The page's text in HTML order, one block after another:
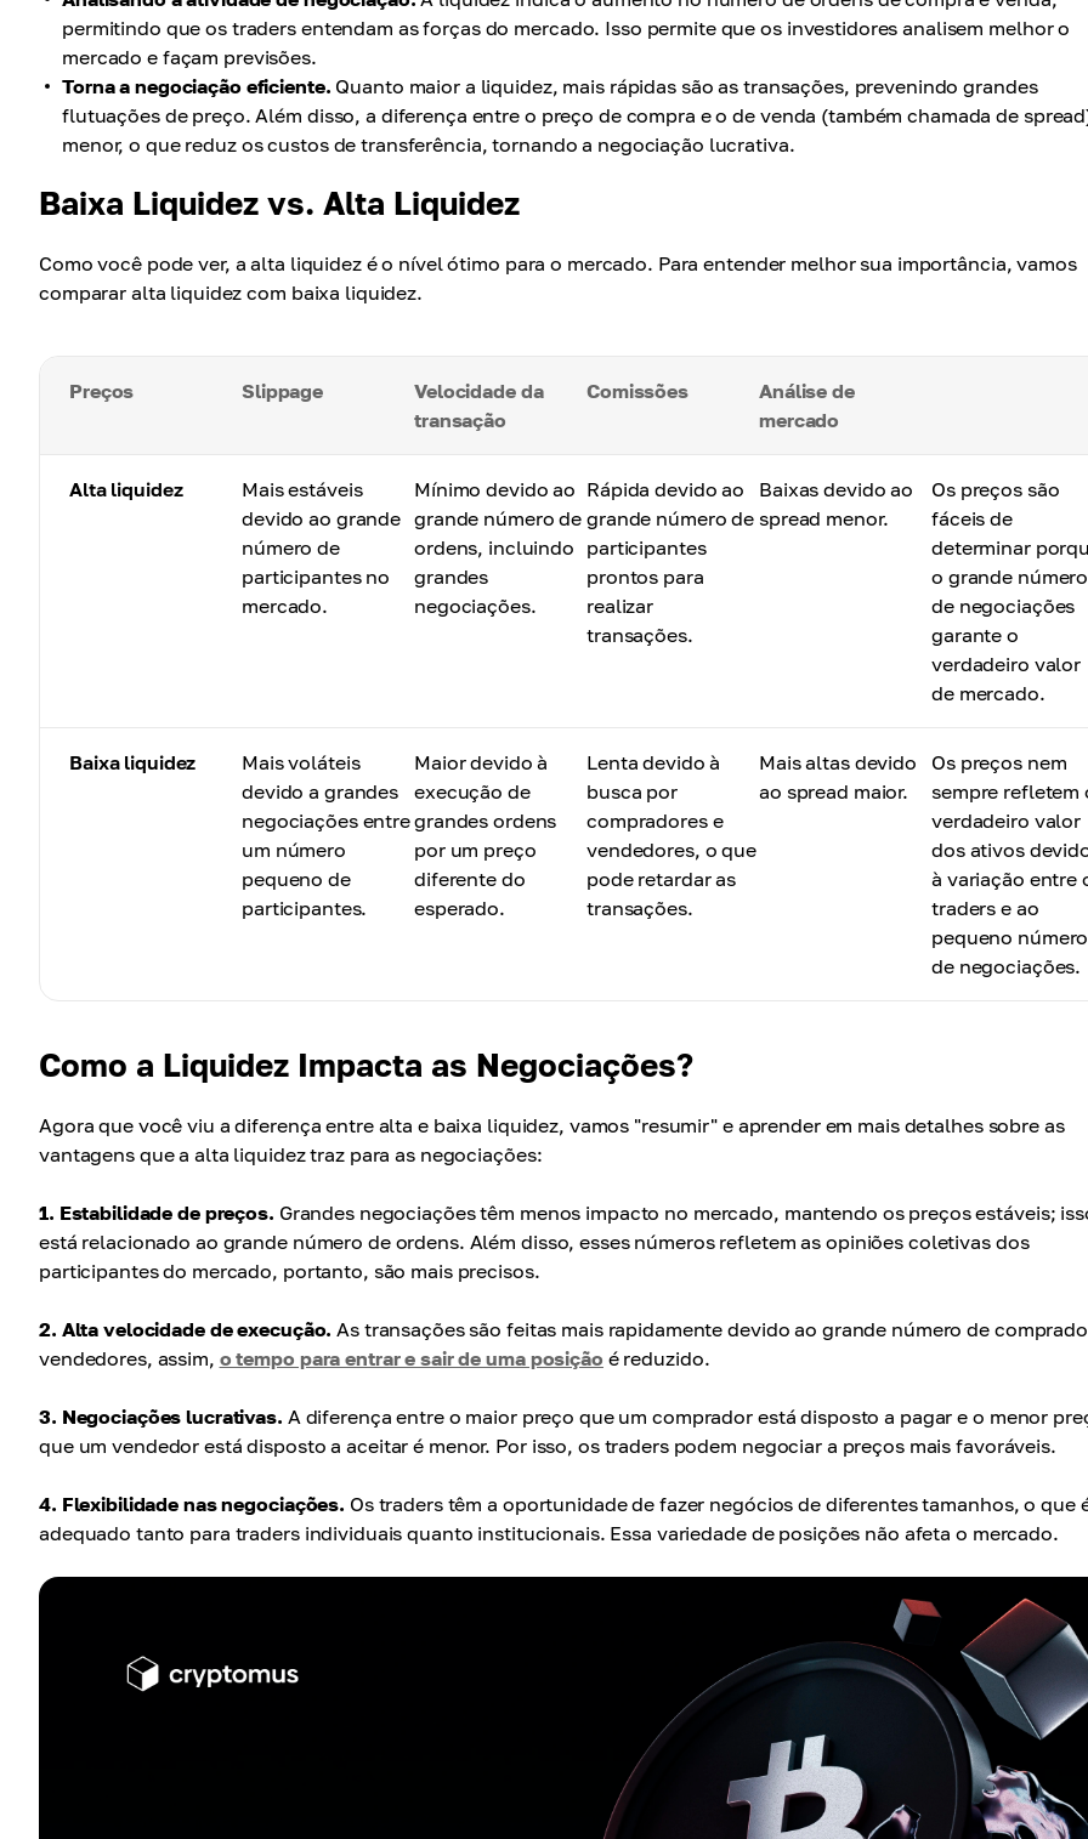
permitindo que os traders entendam as forças do mercado. Isso permite que os investidores analisem melhor o
mercado e façam previsões.
Torna a negociação eficiente. Quanto maior a liquidez, mais rápidas são as transações, prevenindo grandes
flutuações de preço. Além disso, a diferença entre o preço de compra e o de venda (também chamada de
menor, o que reduz os custos de transferência, tornando a negociação lucrativa.
Baixa Liquidez vs. Alta Liquidez
Como você pode ver, a alta liquidez é o nível ótimo para o mercado. Para entender melhor sua importância, vamos
comparar alta liquidez com baixa liquidez.
Preços Slippage
Velocidade da
transação
Comissões
Análise de
mercado
Alta liquidez
Mais estáveis
devido ao grande
número de
participantes no
mercado.
Mínimo devido ao
grande número de
ordens, incluindo
grandes
negociações.
Rápida devido ao
grande número de
participantes
prontos para
realizar
transações.
Baixas devido ao
spread menor.
Os preços são
fáceis de
determinar
o grande número
de negociações
garante o
verdadeiro valor
de mercado.
Baixa liquidez
Mais voláteis
devido a grandes
negociações entre
um número
pequeno de
participantes.
Maior devido à
execução de
grandes ordens
por um preço
diferente do
esperado.
Lenta devido à
busca por
compradores e
vendedores, o que
pode retardar as
transações.
Mais altas devido
ao spread maior.
Os preços nem
sempre refletem
verdadeiro valor
dos ativos
à variação entre
traders e ao
pequeno número
de negociações.
Como a Liquidez Impacta as Negociações?
Agora que você viu a diferença entre alta e baixa liquidez, vamos "resumir" e aprender em mais detalhes sobre as
vantagens que a alta liquidez traz para as negociações:
1. Estabilidade de preços. Grandes negociações têm menos impacto no mercado, mantendo os preços estáveis;
está relacionado ao grande número de ordens. Além disso, esses números refletem as opiniões coletivas dos
participantes do mercado, portanto, são mais precisos.
2. Alta velocidade de execução. As transações são feitas mais rapidamente devido ao grande número de
vendedores, assim, o tempo para entrar e sair de uma posição é reduzido.
3. Negociações lucrativas. A diferença entre o maior preço que um comprador está disposto a pagar e o menor
que um vendedor está disposto a aceitar é menor. Por isso, os traders podem negociar a preços mais favoráveis.
4. Flexibilidade nas negociações. Os traders têm a oportunidade de fazer negócios de diferentes tamanhos, o que
adequado tanto para traders individuais quanto institucionais. Essa variedade de posições não afeta o mercado.